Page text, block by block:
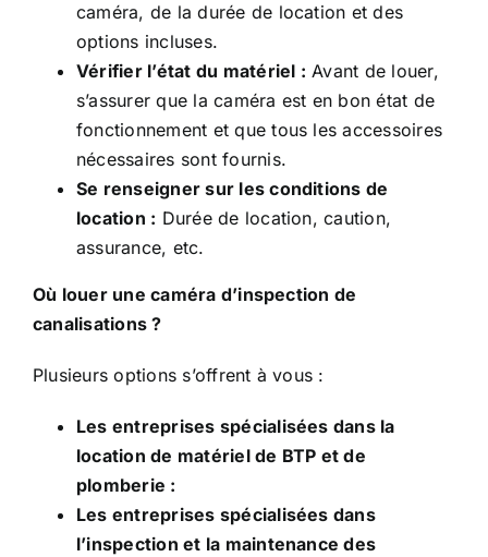
caméra, de la durée de location et des
options incluses.
Vérifier l’état du matériel : Avant de louer,
s’assurer que la caméra est en bon état de
fonctionnement et que tous les accessoires
nécessaires sont fournis.
Se renseigner sur les conditions de
location : Durée de location, caution,
assurance, etc.
Où louer une caméra d’inspection de
canalisations ?
Plusieurs options s’offrent à vous :
Les entreprises spécialisées dans la
location de matériel de BTP et de
plomberie :
Les entreprises spécialisées dans
l’inspection et la maintenance des